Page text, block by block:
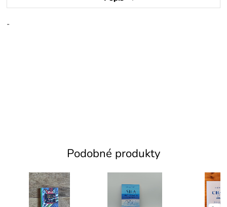
-
Podobné produkty